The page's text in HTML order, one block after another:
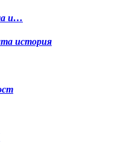
и…
история